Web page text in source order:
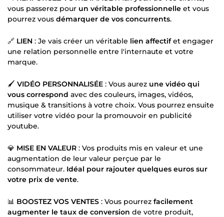
vous passerez pour un véritable professionnelle et vous
pourrez vous démarquer de vos concurrents.
🔗 LIEN : Je vais créer un véritable lien affectifet engager
une relation personnelle entre l'internaute et votre
marque.
🖌️ VIDÉO PERSONNALISÉE : Vous aurez une vidéo qui
vous correspond avec des couleurs, images, vidéos,
musique & transitions à votre choix. Vous pourrez ensuite
utiliser votre vidéo pour la promouvoir en publicité
youtube.
💎 MISE EN VALEUR : Vos produits mis en valeur et une
augmentation de leur valeur perçue par le
consommateur. Idéal pour rajouter quelques euros sur
votre prix de vente.
📊 BOOSTEZ VOS VENTES : Vous pourrez facilement
augmenter le taux de conversion de votre produit,